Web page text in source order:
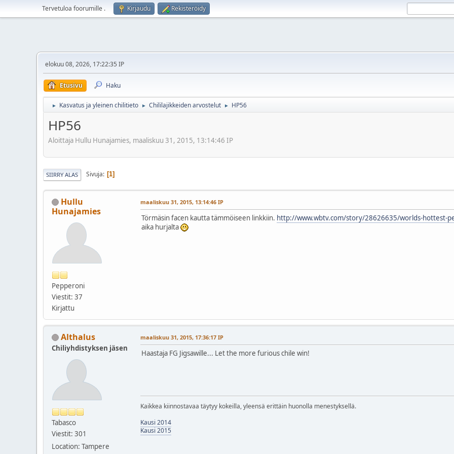
Tervetuloa foorumille . Kirjaudu Rekisteröidy
elokuu 08, 2026, 17:22:35 IP
Etusivu Haku
► Kasvatus ja yleinen chilitieto ► Chililajikkeiden arvostelut ► HP56
HP56
Aloittaja Hullu Hunajamies, maaliskuu 31, 2015, 13:14:46 IP
SIIRRY ALAS Sivuja 1
Hullu
Hunajamies
Pepperoni
Viestit: 37
Kirjattu
maaliskuu 31, 2015, 13:14:46 IP
Törmäsin facen kautta tämmöiseen linkkiin. http://www.wbtv.com/story/28626635/worlds-hottest-
aika hurjalta
Althalus
Chiliyhdistyksen jäsen
Tabasco
Viestit: 301
Location: Tampere
maaliskuu 31, 2015, 17:36:17 IP
Haastaja FG Jigsawille... Let the more furious chile win!
Kaikkea kiinnostavaa täytyy kokeilla, yleensä erittäin huonolla menestyksellä.
Kausi 2014
Kausi 2015